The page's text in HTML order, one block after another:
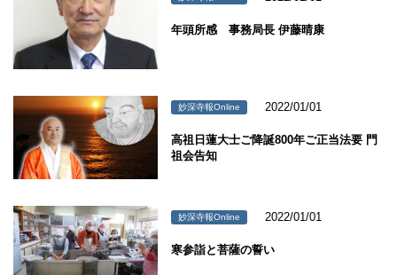
年頭所感 事務局長 伊藤晴康
妙深寺報Online 2022/01/01
高祖日蓮大士ご降誕800年ご正当法要 門
祖会告知
妙深寺報Online 2022/01/01
寒参詣と菩薩の誓い